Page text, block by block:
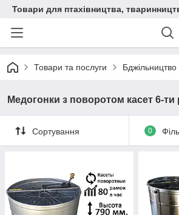
Товари для птахівництва,
Товари та послуги Бджільництво
Медогонки з поворотом касет 6-ти
Сортування 0